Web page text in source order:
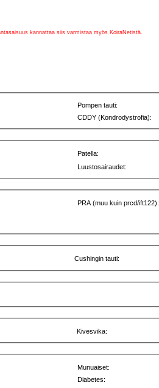
kannattaa siis varmistaa myös KoiraNetistä.
Pompen tauti:
CDDY (Kondrodystrofia):
Patella:
Luustosairaudet:
PRA (muu kuin prcd/ift122):
Cushingin tauti:
Kivesvika:
Munuaiset:
Diabetes: